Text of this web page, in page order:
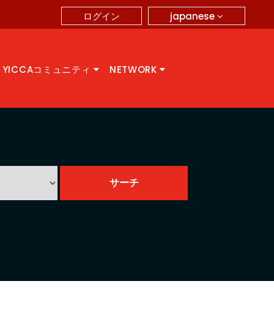
japanese
ログイン
YICCAコミュニティ NETWORK